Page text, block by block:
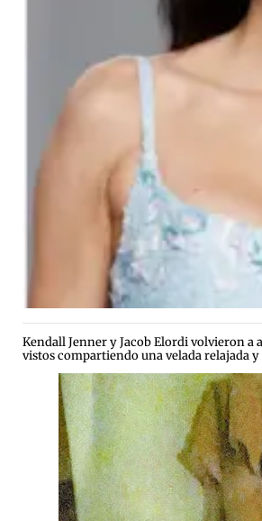
Kendall Jenner y Jacob Elordi volvieron
vistos compartiendo una velada relajada y